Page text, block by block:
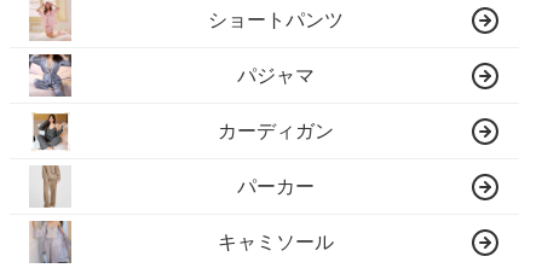
ショートパンツ
パジャマ
カーディガン
パーカー
キャミソール